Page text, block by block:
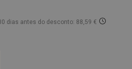
dias antes do desconto: 88,59 €